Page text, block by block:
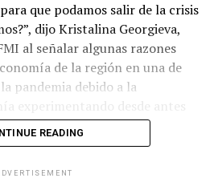
que podamos salir de la crisis
dijo Kristalina Georgieva,
al señalar algunas razones
de la región en una de
pandemia debido a la
READING